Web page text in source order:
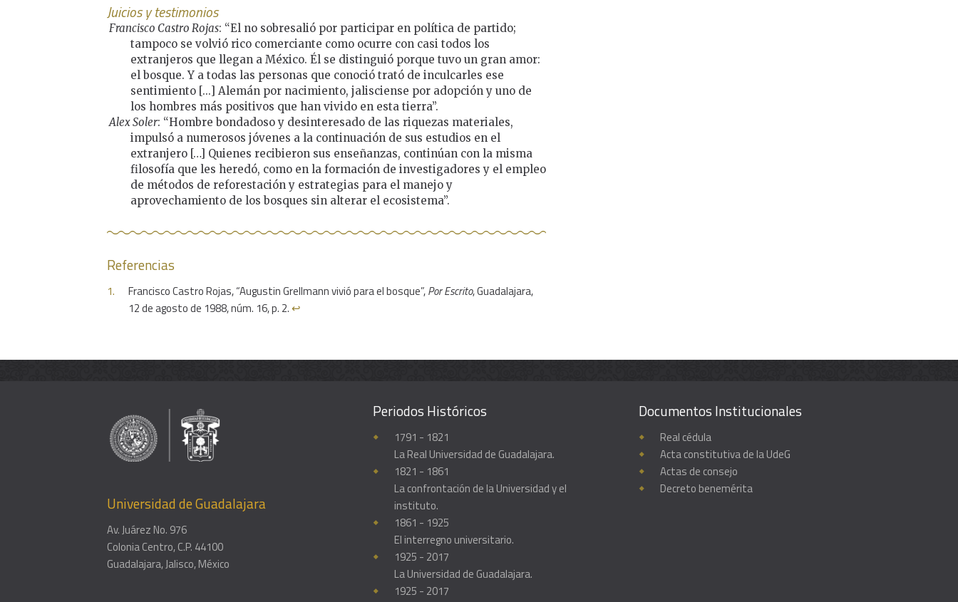
Juicios y testimonios
Francisco Castro Rojas: “El no sobresalió por participar en política de partido;
tampoco se volvió rico comerciante como ocurre con casi todos los
extranjeros que llegan a México. Él se distinguió porque tuvo un gran amor:
el bosque. Y a todas las personas que conoció trató de inculcarles ese
sentimiento [...] Alemán por nacimiento, jalisciense por adopción y uno de
los hombres más positivos que han vivido en esta tierra”.
Alex Soler: “Hombre bondadoso y desinteresado de las riquezas materiales,
impulsó a numerosos jóvenes a la continuación de sus estudios en el
extranjero […] Quienes recibieron sus enseñanzas, continúan con la misma
filosofía que les heredó, como en la formación de investigadores y el empleo
de métodos de reforestación y estrategias para el manejo y
aprovechamiento de los bosques sin alterar el ecosistema”.
Referencias
Francisco Castro Rojas, “Augustin Grellmann vivió para el bosque”,Por Escrito, Guadalajara,
12 de agosto de 1988, núm. 16, p. 2.↩︎
Enciclopedia histórica y biográfica de la Universidad de Guadalajara
Universidad de Guadalajara
Av. Juárez No. 976
Colonia Centro, C.P. 44100
Guadalajara, Jalisco, México
Periodos Históricos
1791 - 1821
La Real Universidad de Guadalajara.
1821 - 1861
La confrontación de la Universidad y el
instituto.
1861 - 1925
El interregno universitario.
1925 - 2017
La Universidad de Guadalajara.
1925 - 2017
Documentos Institucionales
Real cédula
Acta constitutiva de la UdeG
Actas de consejo
Decreto benemérita